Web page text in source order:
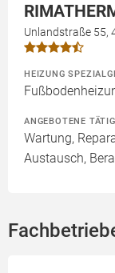
Unlandstraße 55,
HEIZUNG
ANGEBOTENE
Wartung,
Austausch,